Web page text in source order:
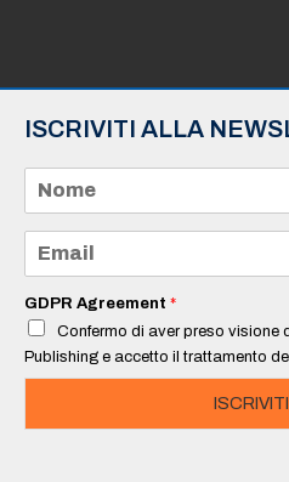
ISCRIVITI ALLA
m
e
a
i
*
GDPR Agreement *
Confermo di aver preso
Publishing e accetto il trattamento